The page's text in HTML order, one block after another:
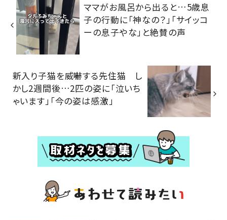
ママがお風呂から出ると…5歳息
子の行動に「神なの？」「サイッコ
ーの息子やな」と絶賛の声
新入り子猫を威嚇する先住猫 し
かし2週間後…2匹の姿に「泣いち
ゃいます」「今の姿は感激」